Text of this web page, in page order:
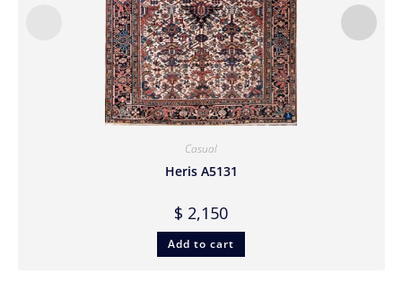
Casual
Heris A5131
$ 2,150
Add to cart